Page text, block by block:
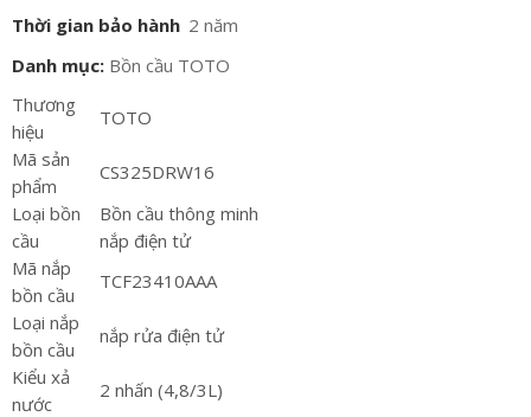
Thời gian bảo hành 2 năm
Danh mục: Bồn cầu TOTO
Thương
hiệu
TOTO
Mã sản
phẩm
CS325DRW16
Loại bồn
cầu
Bồn cầu thông minh
nắp điện tử
Mã nắp
bồn cầu
TCF23410AAA
Loại nắp
bồn cầu
nắp rửa điện tử
Kiểu xả
nước
2 nhấn (4,8/3L)